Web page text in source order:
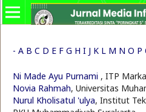
- A B C D E F G H I J K L M N O P
Ni Made Ayu Purnami , ITP
Novia Rahmah, Universitas
Nurul Kholisatul 'ulya, Institut